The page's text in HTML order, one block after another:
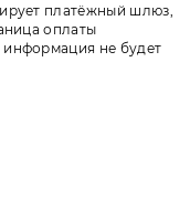
платёжный шлюз,
оплаты
не будет